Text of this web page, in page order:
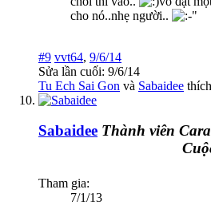
cho nó..nhẹ người..
#9 vvt64, 9/6/14
Sửa lần cuối: 9/6/14
Tu Ech Sai Gon và Sabaidee
Sabaidee Thành viên
Cuộc
Tham gia:
7/1/13